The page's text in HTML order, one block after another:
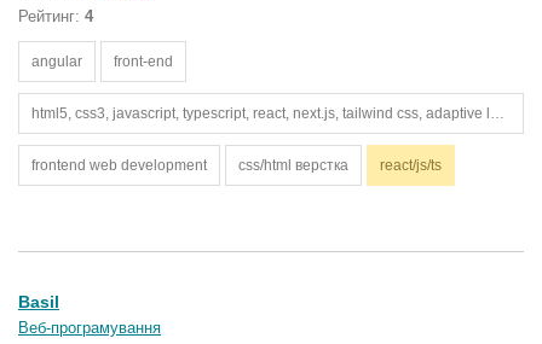
Рейтинг: 4
angular front-end
html5, css3, javascript, typescript, react, next.js, tailwind css, adaptive layout, responsive design, rest api, node.js (basic), express (basic), axios, fetch api, git, github, vercel, render, full-stack development, landing pages, business websites, пор
frontend web development css/html верстка react/js/ts
Basil
Веб-програмування